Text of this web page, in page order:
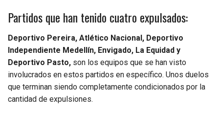
Partidos que han tenido cuatro expulsados:
Deportivo Pereira, Atlético Nacional, Deportivo
Independiente Medellín, Envigado, La Equidad y
Deportivo Pasto, son los equipos que se han visto
involucrados en estos partidos en específico. Unos duelos
que terminan siendo completamente condicionados por la
cantidad de expulsiones.